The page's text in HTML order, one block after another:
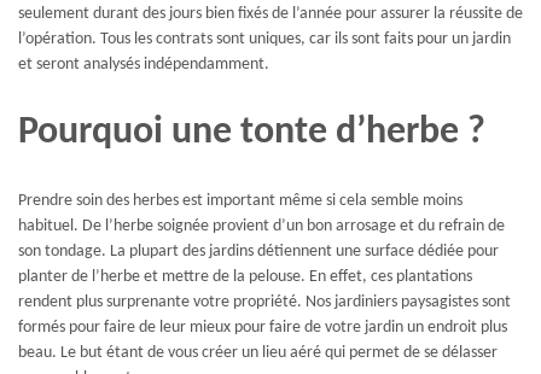
seulement durant des jours bien fixés de l’année pour assurer la réussite de
l’opération. Tous les contrats sont uniques, car ils sont faits pour un jardin
et seront analysés indépendamment.
Pourquoi une tonte d’herbe ?
Prendre soin des herbes est important même si cela semble moins
habituel. De l’herbe soignée provient d’un bon arrosage et du refrain de
son tondage. La plupart des jardins détiennent une surface dédiée pour
planter de l’herbe et mettre de la pelouse. En effet, ces plantations
rendent plus surprenante votre propriété. Nos jardiniers paysagistes sont
formés pour faire de leur mieux pour faire de votre jardin un endroit plus
beau. Le but étant de vous créer un lieu aéré qui permet de se délasser